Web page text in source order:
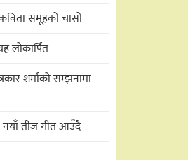
समूहको चासो
लोकार्पित
शर्माको सम्झनामा
नयाँ तीज गीत आउँदै